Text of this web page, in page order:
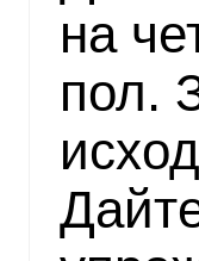
на
пол.